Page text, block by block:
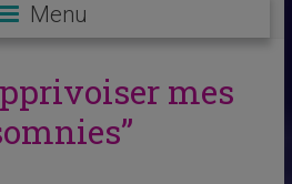
Menu
mes